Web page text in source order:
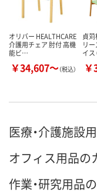
オリバー HEALTHCARE
介護用チェア 肘付 高機
能ビ…
￥34,607～（税込）
貞
リ
イ
医療・介護施設
オフィス用品の
作業・研究用品